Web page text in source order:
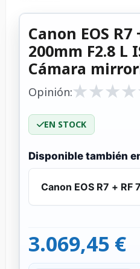
Canon EOS R7
200mm F2.8 L
Cámara
Opinión:★
★★
★★
★★
★
EN STOCK
Disponible también
Canon EOS R7 +
3.069,45 €